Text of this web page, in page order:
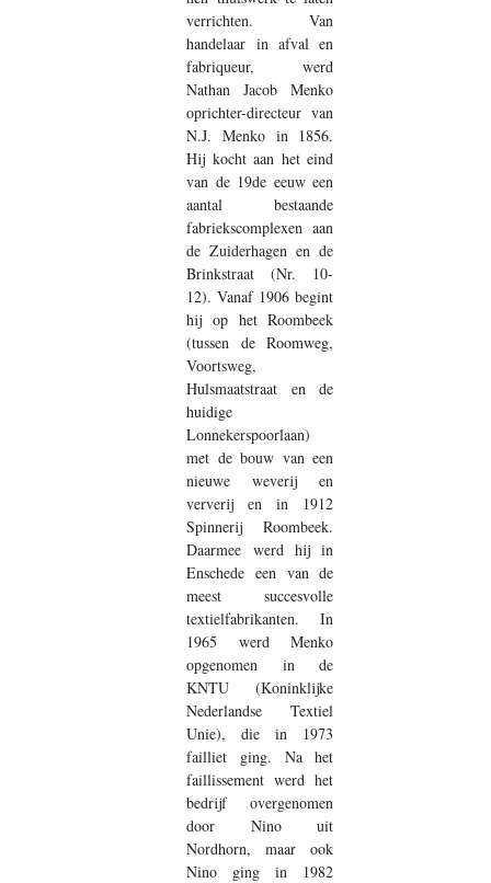
verrichten. Van
handelaar in afval en
fabriqueur, werd
Nathan Jacob Menko
oprichter-directeur van
N.J. Menko in 1856.
Hij kocht aan het eind
van de 19de eeuw een
aantal bestaande
fabriekscomplexen aan
de Zuiderhagen en de
Brinkstraat (Nr. 10-
12). Vanaf 1906 begint
hij op het Roombeek
(tussen de Roomweg,
Voortsweg,
Hulsmaatstraat en de
huidige
Lonnekerspoorlaan)
met de bouw van een
nieuwe weverij en
ververij en in 1912
Spinnerij Roombeek.
Daarmee werd hij in
Enschede een van de
meest succesvolle
textielfabrikanten. In
1965 werd Menko
opgenomen in de
KNTU (Koninklijke
Nederlandse Textiel
Unie), die in 1973
failliet ging. Na het
faillissement werd het
bedrijf overgenomen
door Nino uit
Nordhorn, maar ook
Nino ging in 1982